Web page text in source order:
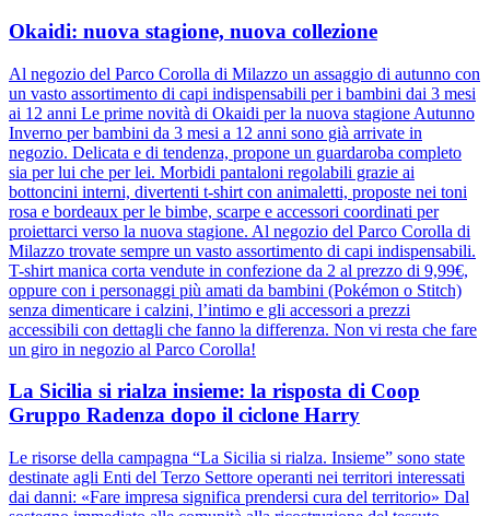
Okaidi: nuova stagione, nuova collezione
Al negozio del Parco Corolla di Milazzo un assaggio di autunno con
un vasto assortimento di capi indispensabili per i bambini dai 3 mesi
ai 12 anni Le prime novità di Okaidi per la nuova stagione Autunno
Inverno per bambini da 3 mesi a 12 anni sono già arrivate in
negozio. Delicata e di tendenza, propone un guardaroba completo
sia per lui che per lei. Morbidi pantaloni regolabili grazie ai
bottoncini interni, divertenti t-shirt con animaletti, proposte nei toni
rosa e bordeaux per le bimbe, scarpe e accessori coordinati per
proiettarci verso la nuova stagione. Al negozio del Parco Corolla di
Milazzo trovate sempre un vasto assortimento di capi indispensabili.
T-shirt manica corta vendute in confezione da 2 al prezzo di 9,99€,
oppure con i personaggi più amati da bambini (Pokémon o Stitch)
senza dimenticare i calzini, l’intimo e gli accessori a prezzi
accessibili con dettagli che fanno la differenza. Non vi resta che fare
un giro in negozio al Parco Corolla!
La Sicilia si rialza insieme: la risposta di Coop
Gruppo Radenza dopo il ciclone Harry
Le risorse della campagna “La Sicilia si rialza. Insieme” sono state
destinate agli Enti del Terzo Settore operanti nei territori interessati
dai danni: «Fare impresa significa prendersi cura del territorio» Dal